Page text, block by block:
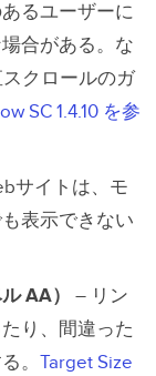
るユーザーに
合がある。な
クロールのガ
SC 1.4.10 を参
サイトは、モ
表示できない
AA）
– リン
り、間違った
。 Target Size